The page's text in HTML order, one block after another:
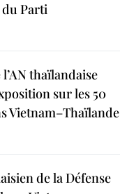
Parti
thaïlandaise
sur les 50
Vietnam–Thaïlande
de la Défense